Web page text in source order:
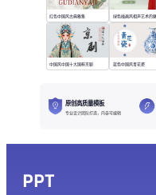
红色中国风古典雅集
中国风中国十大国粹京剧 蓝色中国风青花瓷
原创高质量模板
专业设计团队打造，内容可编辑
PPT